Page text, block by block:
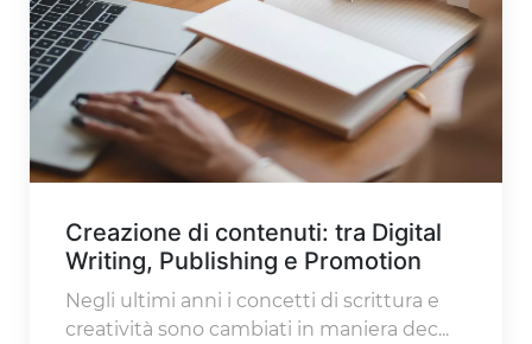
Creazione di contenuti: tra Digital
Writing, Publishing e Promotion
Negli ultimi anni i concetti di scrittura e
creatività sono cambiati in maniera dec...